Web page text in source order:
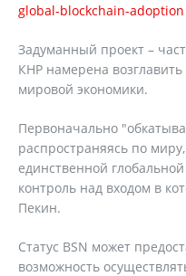
global-blockchain-adoption
Задуманный проект –
КНР намерена
мировой экономики.
Первоначально
распространяясь по
единственной
контроль над входом в
Пекин.
Статус BSN может
возможность